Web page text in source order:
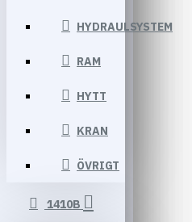
HYDRAULSYSTEM
RAM
HYTT
KRAN
ÖVRIGT
1410B